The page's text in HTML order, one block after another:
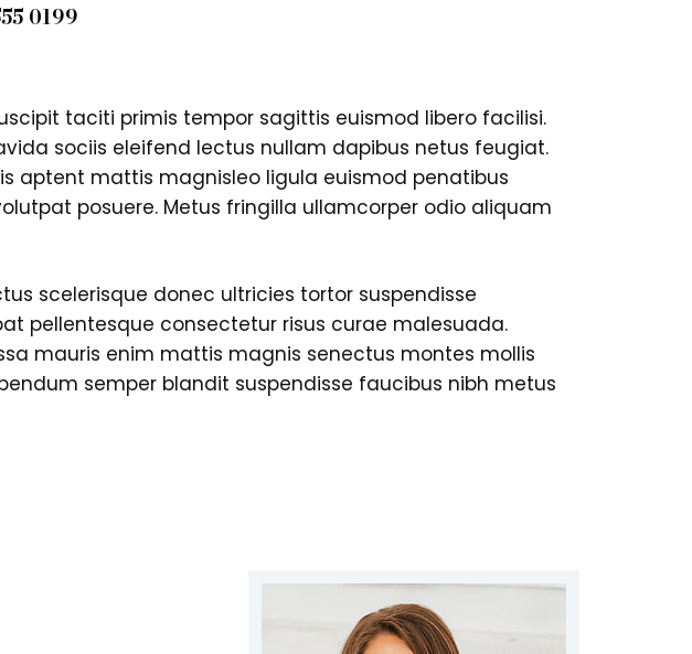
0199
taciti primis tempor sagittis euismod libero facilisi.
sociis eleifend lectus nullam dapibus netus feugiat.
aptent mattis magnisleo ligula euismod penatibus
posuere. Metus fringilla ullamcorper odio aliquam
scelerisque donec ultricies tortor suspendisse
pellentesque consectetur risus curae malesuada.
mauris enim mattis magnis senectus montes mollis
semper blandit suspendisse faucibus nibh metus